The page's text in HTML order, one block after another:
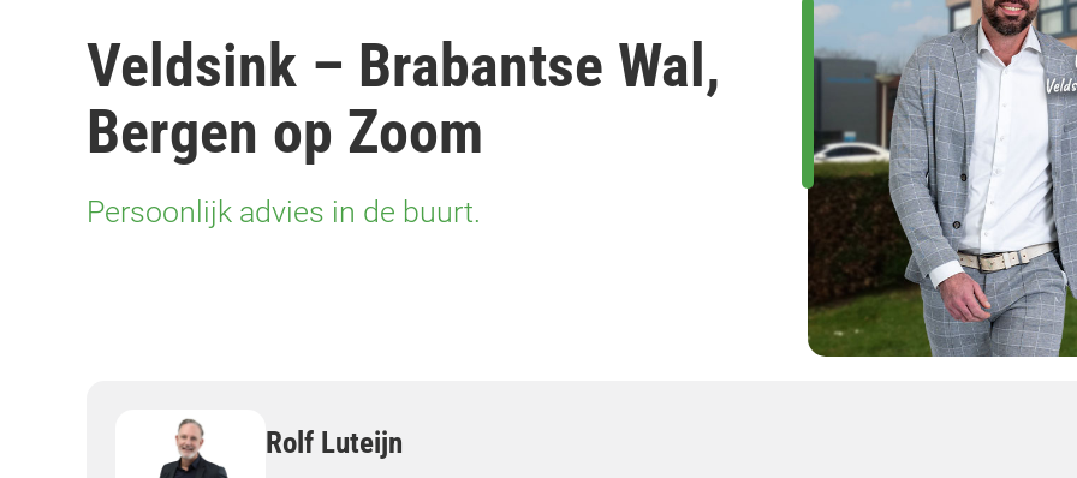
Veldsink – Brabantse Wal,
Bergen op Zoom
Persoonlijk advies in de buurt.
Rolf Luteijn